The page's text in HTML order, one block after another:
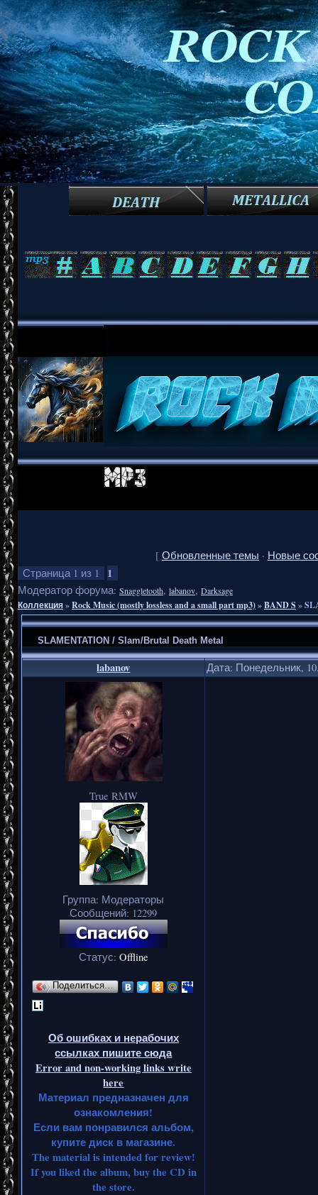
[ Обновленные темы · Новые
Страница 1 из 1 1
Модератор форума: Snaggletooth, labanov, Darksage
Коллекция»Rock Music (mostly lossless and a small part mp3)»BAND S »
SLAMENTATION / Slam/Brutal Death Metal
labanov Дата: Понедельник,
True RMW
Группа: Модераторы
Сообщений: 12299
Статус: Offline
Поделиться…
Об ошибках и нерабочих
ссылках пишите сюда
Error and non-working links write
here
Материал предназначен для
ознакомления!
Если вам понравился альбом,
купите диск в магазине.
The material is intended for review!
If you liked the album, buy the CD in
the store.